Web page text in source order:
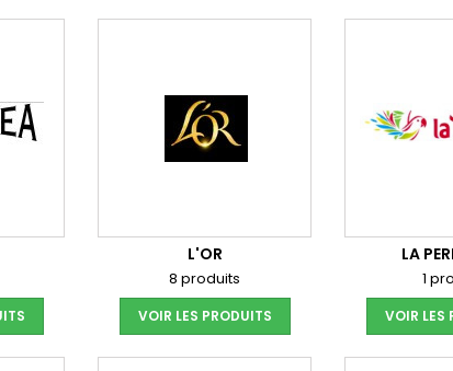
L'OR
8 produits
VOIR LES PRODUITS
LA
1
VOIR LES